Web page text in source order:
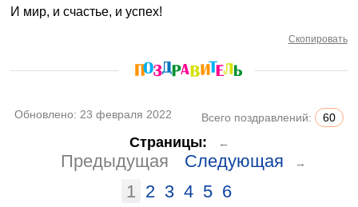
И мир, и счастье, и успех!
Скопировать
Обновлено: 23 февраля 2022 Всего поздравлений: 60
Страницы: ←
Предыдущая Следующая →
1 2 3 4 5 6